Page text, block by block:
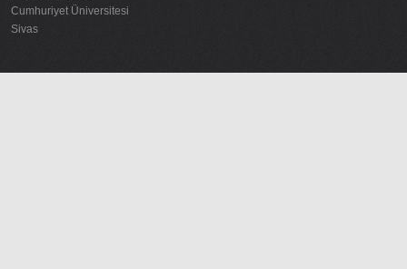
Cumhuriyet Üniversitesi
Sivas